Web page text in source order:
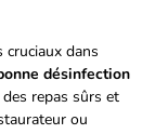
cruciaux dans
désinfection
repas sûrs et
ou